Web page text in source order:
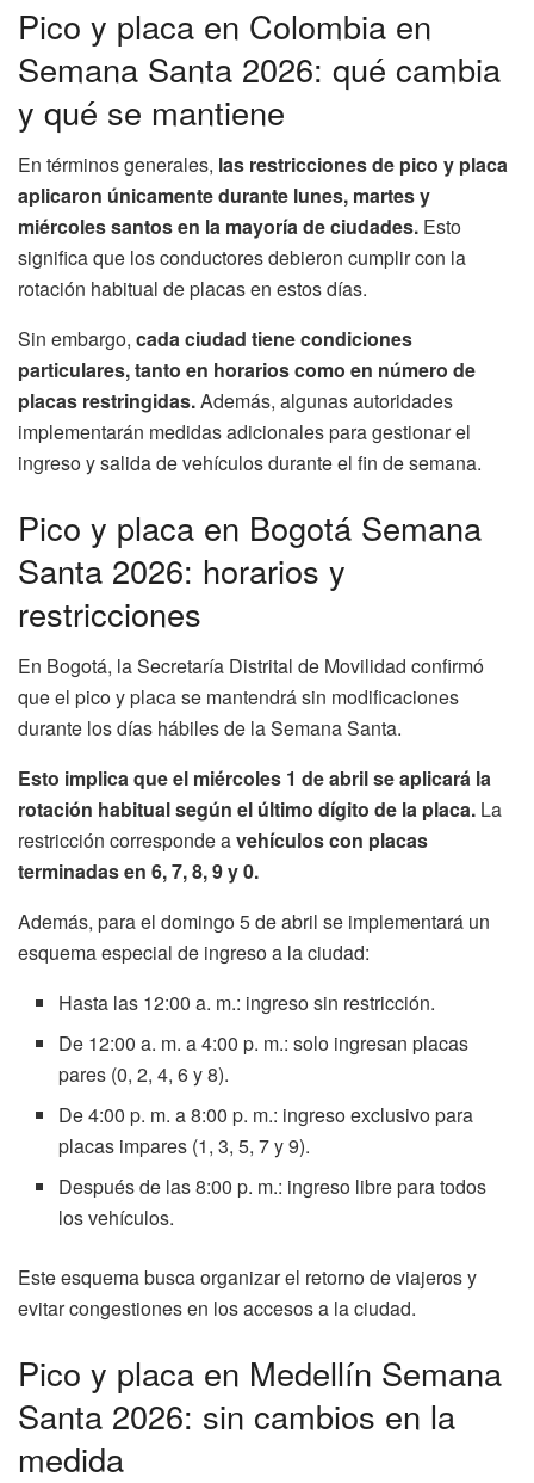
Pico y placa en Colombia en
Semana Santa 2026: qué cambia
y qué se mantiene
En términos generales, las restricciones de pico y placa
aplicaron únicamente durante lunes, martes y
miércoles santos en la mayoría de ciudades. Esto
significa que los conductores debieron cumplir con la
rotación habitual de placas en estos días.
Sin embargo, cada ciudad tiene condiciones
particulares, tanto en horarios como en número de
placas restringidas.Además, algunas autoridades
implementarán medidas adicionales para gestionar el
ingreso y salida de vehículos durante el fin de semana.
Pico y placa en Bogotá Semana
Santa 2026: horarios y
restricciones
En Bogotá, la Secretaría Distrital de Movilidad confirmó
que el pico y placa se mantendrá sin modificaciones
durante los días hábiles de la Semana Santa.
Esto implica que el miércoles 1 de abril se aplicará la
rotación habitual según el último dígito de la placa. La
restricción corresponde avehículos con placas
terminadas en 6, 7, 8, 9 y 0.
Además, para el domingo 5 de abril se implementará un
esquema especial de ingreso a la ciudad:
Hasta las 12:00 a. m.: ingreso sin restricción.
De 12:00 a. m. a 4:00 p. m.: solo ingresan placas
pares (0, 2, 4, 6 y 8).
De 4:00 p. m. a 8:00 p. m.: ingreso exclusivo para
placas impares (1, 3, 5, 7 y 9).
Después de las 8:00 p. m.: ingreso libre para todos
los vehículos.
Este esquema busca organizar el retorno de viajeros y
evitar congestiones en los accesos a la ciudad.
Pico y placa en Medellín Semana
Santa 2026: sin cambios en la
medida